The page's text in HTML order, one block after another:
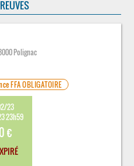
Polignac
FFA OBLIGATOIRE
23
23h59
€